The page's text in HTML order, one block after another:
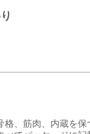
、筋肉、内蔵を